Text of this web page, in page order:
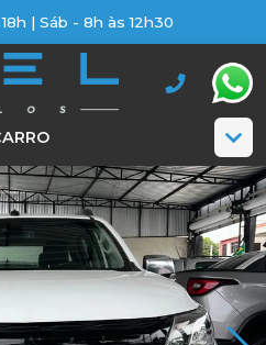
| Sáb - 8h às 12h30